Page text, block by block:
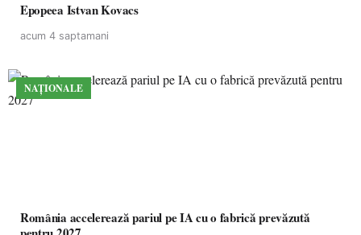
Epopeea Istvan Kovacs
acum 4 saptamani
NAȚIONALE
România accelerează pariul pe IA cu o fabrică prevăzută